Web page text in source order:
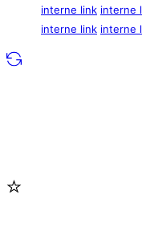
interne link interne
interne link interne